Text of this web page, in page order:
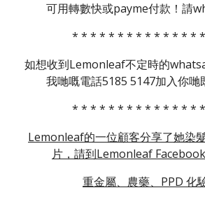
可用轉數快或payme付款！請
* * * * * * * * * * * * * *
如想收到Lemonleaf不定時的
我哋嘅電話5185 5147加入你哋
* * * * * * * * * * * * * *
Lemonleaf的一位顧客分享了她染
片，請到Lemonleaf
重金屬、農藥、PPD 化